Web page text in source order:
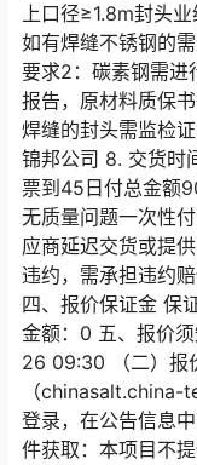
上口径≥1.8m封头
如有焊缝不锈钢的
要求2：碳素钢需进
报告，原材料质保
焊缝的封头需监检
锦邦公司 8. 交货时
票到45日付总金额
无质量问题一次性
应商延迟交货或提
违约，需承担违约
四、报价保证金 保
金额：0 五、报价
26 09:30 （二）报
（chinasalt.china-
登录，在公告信息
件获取：本项目不